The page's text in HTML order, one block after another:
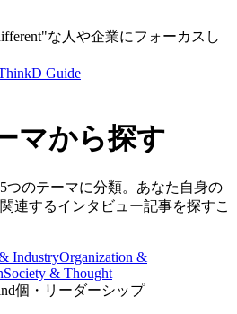
な人や企業にフォーカスし
Guide
マから探す
つのテーマに分類。あなた自身の
連するインタビュー記事を探すこ
IndustryOrganization &
Society & Thought
個・リーダーシップ